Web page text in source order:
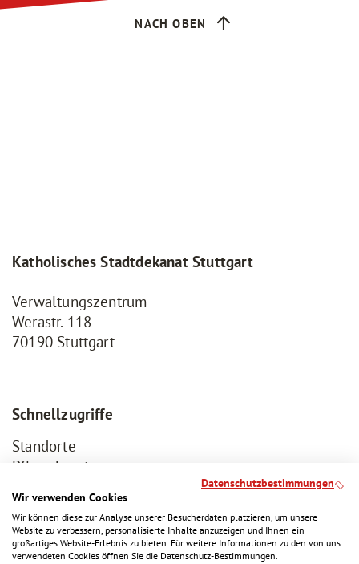
NACH OBEN
Katholisches Stadtdekanat Stuttgart
Verwaltungszentrum
Werastr. 118
70190 Stuttgart
Schnellzugriffe
Standorte
Pflegeberatung
Ausbildung
Datenschutzbestimmungen
Wir verwenden Cookies
Wir können diese zur Analyse unserer Besucherdaten platzieren, um unsere
Website zu verbessern, personalisierte Inhalte anzuzeigen und Ihnen ein
großartiges Website-Erlebnis zu bieten. Für weitere Informationen zu den von uns
verwendeten Cookies öffnen Sie die Datenschutz-Bestimmungen.